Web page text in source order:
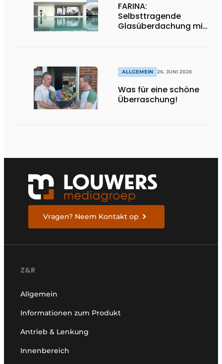
FARINA:
Selbsttragende
Glasüberdachung mit
ALLGEMEIN 26. JUNI 2026
Was für eine schöne
Überraschung!
Vragen? Neem Kontakt op
Z&R
Allgemein
Informationen zum Produkt
Antrieb & Lenkung
Innenbereich